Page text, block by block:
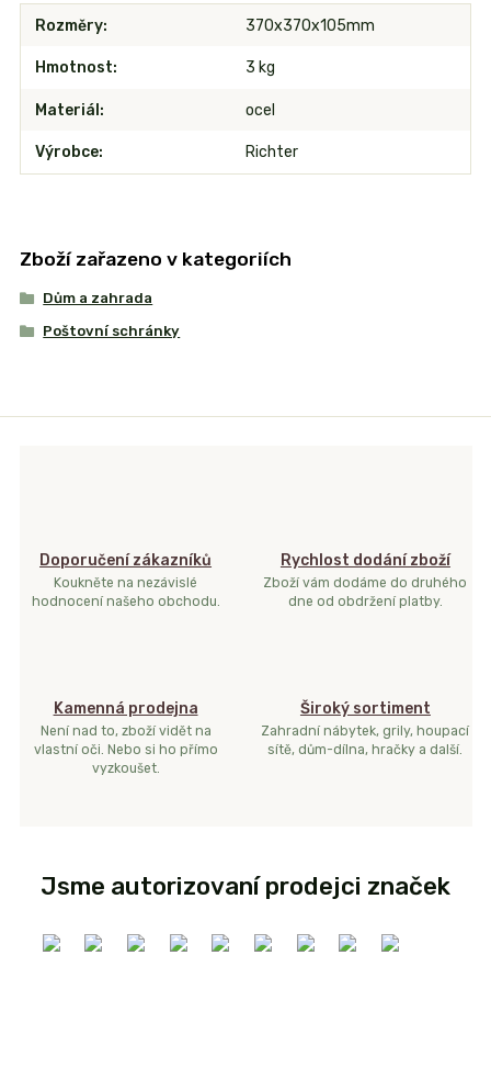
Rozměry 370x370x105mm
Hmotnost 3 kg
Materiál ocel
Výrobce Richter
Zboží zařazeno v kategoriích
Dům a zahrada
Poštovní schránky
Doporučení zákazníků
Koukněte na nezávislé
hodnocení našeho obchodu.
Rychlost dodání zboží
Zboží vám dodáme do druhého
dne od obdržení platby.
Kamenná prodejna
Není nad to, zboží vidět na
vlastní oči. Nebo si ho přímo
vyzkoušet.
Široký sortiment
Zahradní nábytek, grily, houpací
sítě, dům-dílna, hračky a další.
Jsme autorizovaní prodejci značek